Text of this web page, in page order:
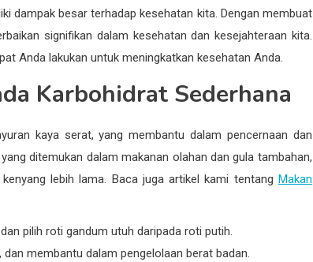
dampak besar terhadap kesehatan kita. Dengan membuat
signifikan dalam kesehatan dan kesejahteraan kita.
Anda lakukan untuk meningkatkan kesehatan Anda.
Karbohidrat Sederhana
kaya serat, yang membantu dalam pencernaan dan
ditemukan dalam makanan olahan dan gula tambahan,
lebih lama. Baca juga artikel kami tentang Makan
pilih roti gandum utuh daripada roti putih.
membantu dalam pengelolaan berat badan.